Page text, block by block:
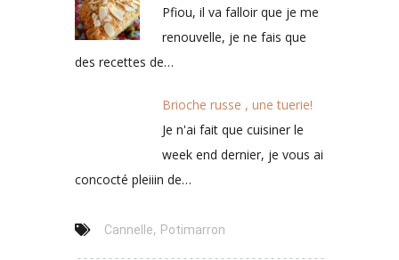
Pfiou, il va falloir que je me
renouvelle, je ne fais que
des recettes de…
Brioche russe , une tuerie!
Je n'ai fait que cuisiner le
week end dernier, je vous ai
concocté pleiiin de…
Cannelle, Potimarron